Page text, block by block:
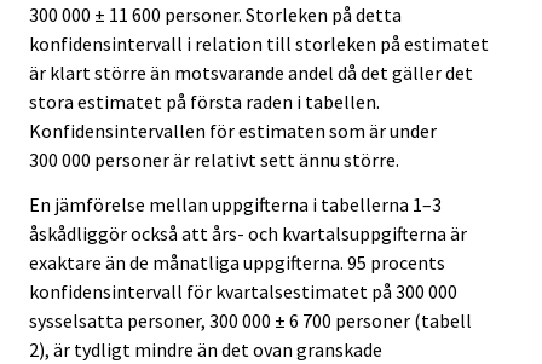
300 000 ± 11 600 personer. Storleken på detta
konfidensintervall i relation till storleken på estimatet
är klart större än motsvarande andel då det gäller det
stora estimatet på första raden i tabellen.
Konfidensintervallen för estimaten som är under
300 000 personer är relativt sett ännu större.
En jämförelse mellan uppgifterna i tabellerna 1–3
åskådliggör också att års- och kvartalsuppgifterna är
exaktare än de månatliga uppgifterna. 95 procents
konfidensintervall för kvartalsestimatet på 300 000
sysselsatta personer, 300 000 ± 6 700 personer (tabell
2), är tydligt mindre än det ovan granskade